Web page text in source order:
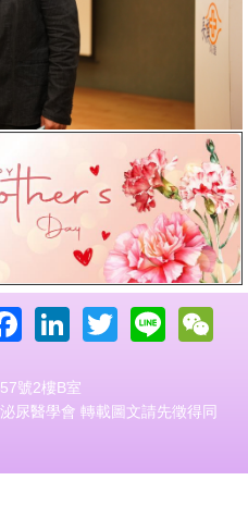
Facebook
LinkedIn
Twitter
Line
號2樓B室
尿醫學會 轉載圖文請先徵得同